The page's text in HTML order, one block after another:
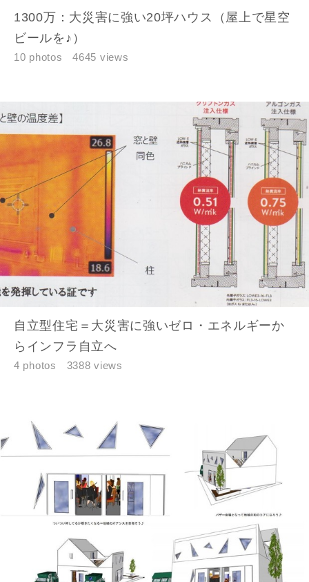
フォローする
1300万：大災害に強い20坪ハウス（屋上で星空
ビールを♪）
10 photos 4645 views
自立型住宅＝大災害に強いゼロ・エネルギーか
らインフラ自立へ
4 photos 3388 views